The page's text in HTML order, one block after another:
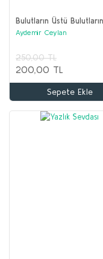
Bulutların Üstü
Aydemir Ceylan
250,00 TL
200,00 TL
Sepete Ekle